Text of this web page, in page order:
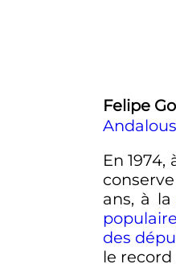
Felipe
En
ans, à la
populaire
des
le